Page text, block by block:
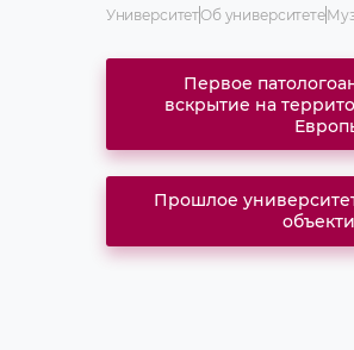
УниверситетОб университете
Первое
вскрытие на
Прошлое